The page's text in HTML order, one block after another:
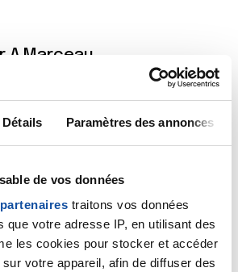
Détails Paramètres des annonces
de vos données
traitons vos données
que votre adresse IP, en utilisant des
les cookies pour stocker et accéder
votre appareil, afin de diffuser des
A.Marceau
de La Ligue.